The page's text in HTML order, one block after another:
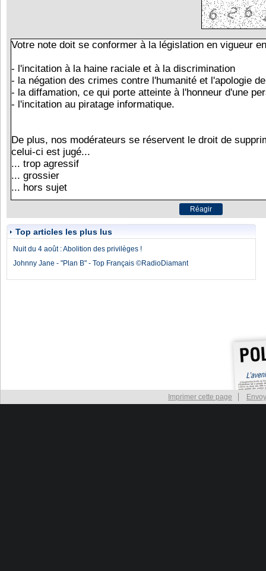
Top articles les plus lus
Nuit du 4 août : Abolition des privilèges !
Johnny Jane - "Plan B" - Top Français ©RadioDiamant
Imprimer cette page